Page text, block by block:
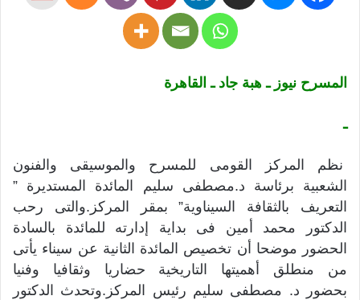
المسرح نيوز ـ هبة جاد ـ القاهرة
ـ
نظم المركز القومى للمسرح والموسيقى والفنون
الشعبية برئاسة د.مصطفى سليم المائدة المستديرة ”
التعريف بالثقافة السيناوية” بمقر المركز.والتى رحب
الدكتور محمد أمين فى بداية إدارته للمائدة بالسادة
الحضور موضحا أن تخصيص المائدة الثانية عن سيناء يأتى
من منطلق أهميتها التاريخية حضاريا وثقافيا وفنيا
بحضور د. مصطفى سليم رئيس المركز.وتحدث الدكتور